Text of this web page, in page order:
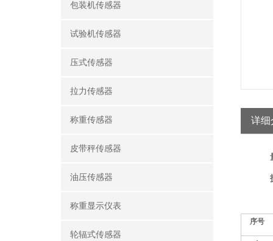
包装机传感器
试验机传感器
压式传感器
拉力传感器
称重传感器
皮带秤传感器
油压传感器
称重显示仪表
轮辐式传感器
详细
序号